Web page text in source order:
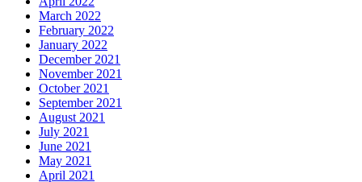
March 2022
February 2022
January 2022
December 2021
November 2021
October 2021
September 2021
August 2021
July 2021
June 2021
May 2021
April 2021